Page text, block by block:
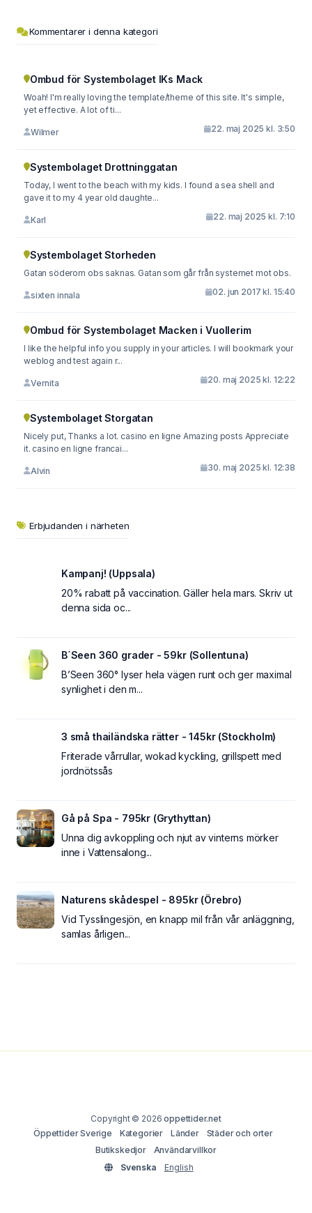
Kommentarer i denna kategori
Ombud för Systembolaget IKs Mack
Woah! I'm really loving the template/theme of this site. It's simple,
yet effective. A lot of ti...
Wilmer 22. maj 2025 kl. 3:50
Systembolaget Drottninggatan
Today, I went to the beach with my kids. I found a sea shell and
gave it to my 4 year old daughte...
Karl 22. maj 2025 kl. 7:10
Systembolaget Storheden
Gatan söderom obs saknas. Gatan som går från systemet mot obs.
sixten innala 02. jun 2017 kl. 15:40
Ombud för Systembolaget Macken i Vuollerim
I like the helpful info you supply in your articles. I will bookmark your
weblog and test again r...
Vernita 20. maj 2025 kl. 12:22
Systembolaget Storgatan
Nicely put, Thanks a lot. casino en ligne Amazing posts Appreciate
it. casino en ligne francai...
Alvin 30. maj 2025 kl. 12:38
Erbjudanden i närheten
Kampanj! (Uppsala)
20% rabatt på vaccination. Gäller hela mars. Skriv ut
denna sida oc...
B´Seen 360 grader - 59kr (Sollentuna)
B’Seen 360° lyser hela vägen runt och ger maximal
synlighet i den m...
3 små thailändska rätter - 145kr (Stockholm)
Friterade vårrullar, wokad kyckling, grillspett med
jordnötssås
Gå på Spa - 795kr (Grythyttan)
Unna dig avkoppling och njut av vinterns mörker
inne i Vattensalong...
Naturens skådespel - 895kr (Örebro)
Vid Tysslingesjön, en knapp mil från vår anläggning,
samlas årligen...
Copyright © 2026oppettider.net
Öppettider Sverige
Kategorier Länder
Städer och orter
Butikskedjor
Användarvillkor
Svenska
English